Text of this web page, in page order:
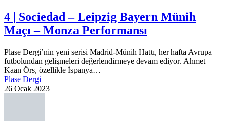
4 | Sociedad – Leipzig Bayern Münih
Maçı – Monza Performansı
Plase Dergi’nin yeni serisi Madrid-Münih Hattı, her hafta Avrupa
futbolundan gelişmeleri değerlendirmeye devam ediyor. Ahmet
Kaan Örs, özellikle İspanya…
Plase Dergi
26 Ocak 2023